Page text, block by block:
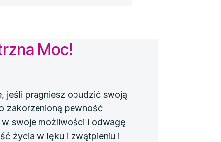
Moc!
jeśli pragniesz obudzić swoją
zakorzenioną pewność
swoje możliwości i odwagę
życia w lęku i zwątpieniu i